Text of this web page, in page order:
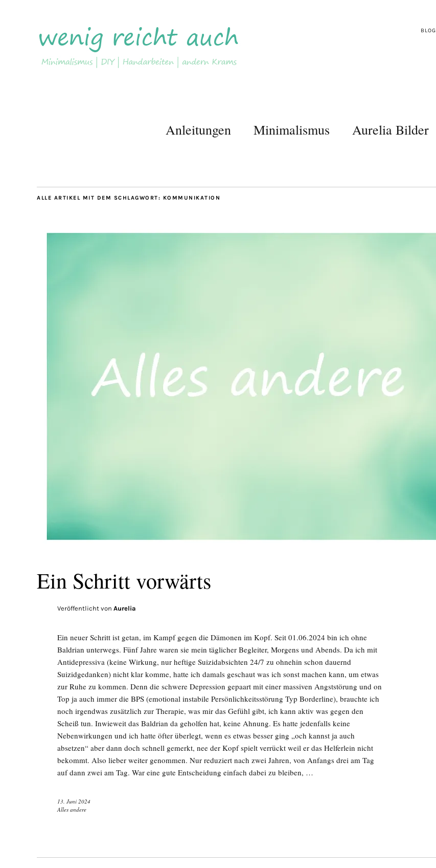
BLOG
Anleitungen Minimalismus Aurelia Bilder
ALLE ARTIKEL MIT DEM SCHLAGWORT: KOMMUNIKATION
Ein Schritt vorwärts
Veröffentlicht von Aurelia
Ein neuer Schritt ist getan, im Kampf gegen die Dämonen im Kopf. Seit 01.06.2024 bin ich ohne
Baldrian unterwegs. Fünf Jahre waren sie mein täglicher Begleiter, Morgens und Abends. Da ich mit
Antidepressiva (keine Wirkung, nur heftige Suizidabsichten 24/7 zu ohnehin schon dauernd
Suizidgedanken) nicht klar komme, hatte ich damals geschaut was ich sonst machen kann, um etwas
zur Ruhe zu kommen. Denn die schwere Depression gepaart mit einer massiven Angststörung und on
Top ja auch immer die BPS (emotional instabile Persönlichkeitsstörung Typ Borderline), brauchte ich
noch irgendwas zusätzlich zur Therapie, was mir das Gefühl gibt, ich kann aktiv was gegen den
Scheiß tun. Inwieweit das Baldrian da geholfen hat, keine Ahnung. Es hatte jedenfalls keine
Nebenwirkungen und ich hatte öfter überlegt, wenn es etwas besser ging „och kannst ja auch
absetzen“ aber dann doch schnell gemerkt, nee der Kopf spielt verrückt weil er das Helferlein nicht
bekommt. Also lieber weiter genommen. Nur reduziert nach zwei Jahren, von Anfangs drei am Tag
auf dann zwei am Tag. War eine gute Entscheidung einfach dabei zu bleiben, …
13. Juni 2024
Alles andere